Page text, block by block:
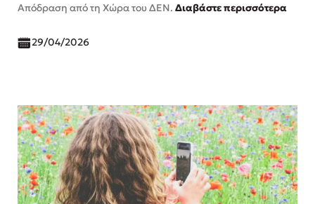
Απόδραση από τη Χώρα του ΔΕΝ. Διαβάστε περισσότερα
29/04/2026